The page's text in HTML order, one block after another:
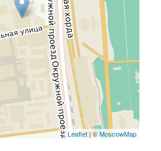
Leaflet| ©MoscowMap